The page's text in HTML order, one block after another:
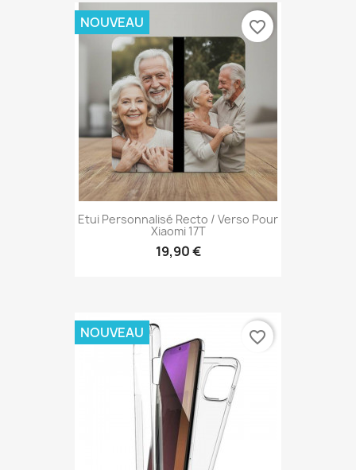
Etui Personnalisé Recto / Verso Pour
Xiaomi 17T
19,90 €
NOUVEAU favorite_border
NOUVEAU favorite_border